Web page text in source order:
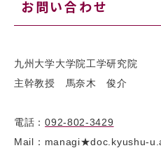
お問い合わせ
九州大学大学院工学研究院
主幹教授 馬奈木 俊介
電話：092-802-3429
Mail：managi★doc.kyushu-